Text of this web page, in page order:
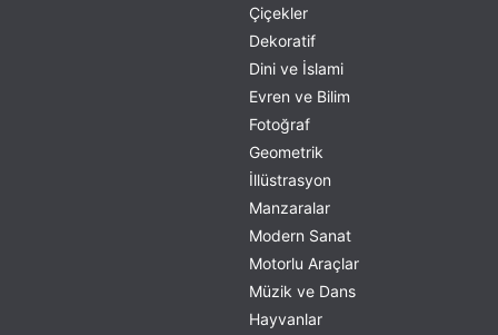
Çiçekler
Dekoratif
Dini ve İslami
Evren ve Bilim
Fotoğraf
Geometrik
İllüstrasyon
Manzaralar
Modern Sanat
Motorlu Araçlar
Müzik ve Dans
Hayvanlar